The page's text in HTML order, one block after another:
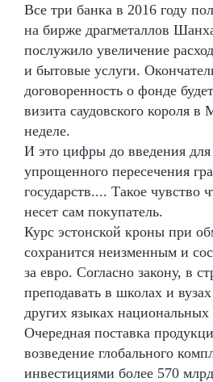
Все три банка в 2016 году
на бирже драгметаллов
послужило увеличение
и бытовые услуги.
договоренность о фонде
визита саудовского короля
неделе.
И это цифры до введения для
упрощенного пересечения
государств.... Такое чувство
несет сам покупатель.
Курс эстонской кроны при
сохранится неизменным и
за евро. Согласно закону, в
преподавать в школах и
других языках
Очередная поставка
возведение глобального
инвестициями более 570